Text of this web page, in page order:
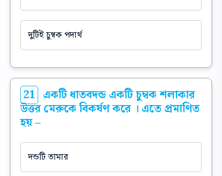
দুটিই চুম্বক পদার্থ
21 একটি ধাতবদন্ড একটি চুম্বক শলাকার
উত্তর মেরুকে বিকর্ষণ করে । এতে প্রমাণিত
হয় –
দন্ডটি তামার